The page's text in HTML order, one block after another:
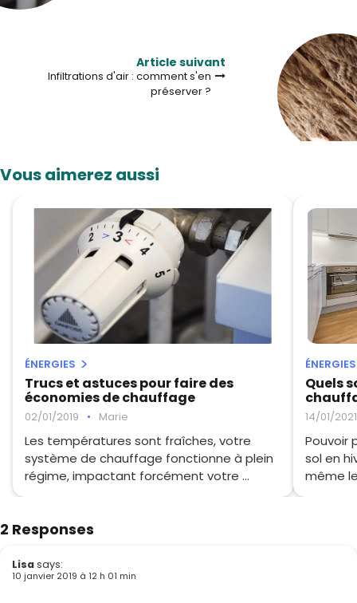
Article suivant
Infiltrations d'air : comment s'en
préserver ?
Vous aimerez aussi
ÉNERGIES
Trucs et astuces pour faire des
économies de chauffage
02/01/2019 • Marie
Les températures sont fraîches, votre
système de chauffage fonctionne à plein
régime, impactant forcément votre ...
ÉNERGIES
Quels
14/01/2021
Pouvoir
sol en
même
2 Responses
Lisasays:
10 janvier 2019 à 12 h 01 min